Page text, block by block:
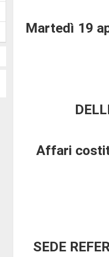
Martedì 19
Affari
SEDE